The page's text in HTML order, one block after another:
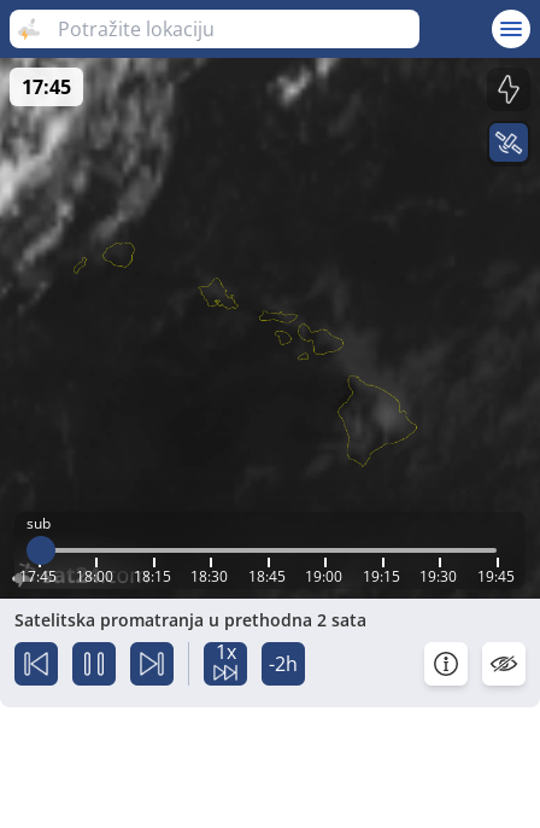
sub
17:45 18:00 18:15 18:30 18:45 19:00 19:15 19:30 19:45
17:45
Satelitska promatranja u prethodna 2 sata
1x -2h